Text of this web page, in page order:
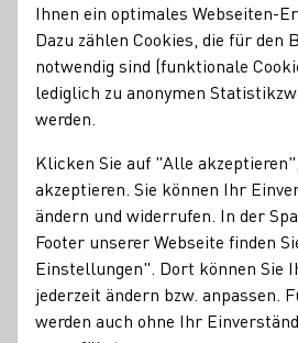
Schlossgut
Hohenbeilstein |
Weingut
Inhaber und Winzer Joscha
Württemberg, vielseitige Events
Hohenbeilstein, Familienweingut in
geöffnet Mo bis Fr von 14-18 Uhr
Erzeugnisse
Bio
Ihnen ein optimales Webseiten-
Dazu zählen Cookies, die für den
notwendig sind (funktionale
lediglich zu anonymen
werden.
Klicken Sie auf "Alle
akzeptieren. Sie können Ihr
ändern und widerrufen. In der
Footer unserer Webseite finden
Einstellungen". Dort können Sie
jederzeit ändern bzw. anpassen.
werden auch ohne Ihr